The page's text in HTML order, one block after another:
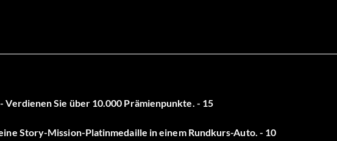
Verdienen Sie über 10.000 Prämienpunkte. - 15
Story-Mission-Platinmedaille in einem Rundkurs-Auto. - 10